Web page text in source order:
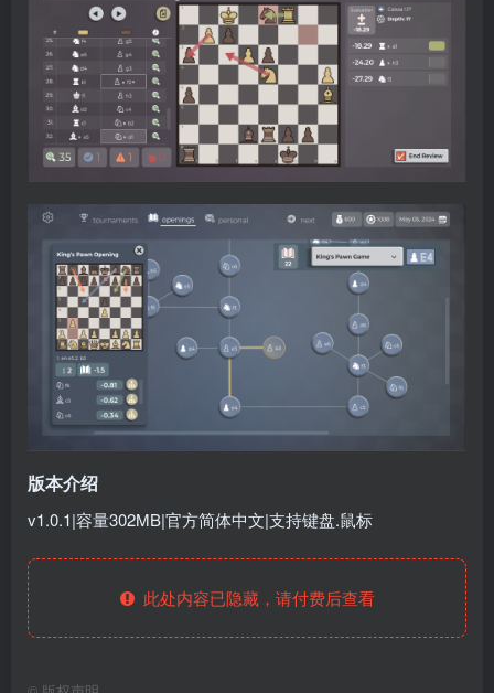
版本介绍
v1.0.1|容量302MB|官方简体中文|支持键盘.鼠标
此处内容已隐藏，请付费后查看